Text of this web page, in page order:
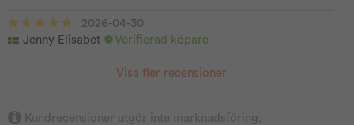
2026-04-30
Jenny Elisabet
Verifierad köpare
Visa fler recensioner
Kundrecensioner utgör inte marknadsföring,